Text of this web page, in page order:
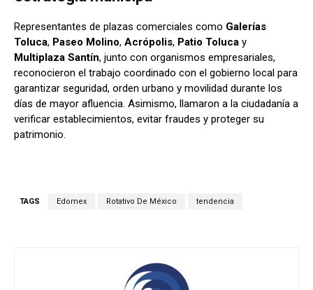
Representantes de plazas comerciales como Galerías
Toluca, Paseo Molino, Acrópolis, Patio Toluca y
Multiplaza Santín, junto con organismos empresariales,
reconocieron el trabajo coordinado con el gobierno local para
garantizar seguridad, orden urbano y movilidad durante los
días de mayor afluencia. Asimismo, llamaron a la ciudadanía a
verificar establecimientos, evitar fraudes y proteger su
patrimonio.
TAGS Edomex Rotativo De México tendencia